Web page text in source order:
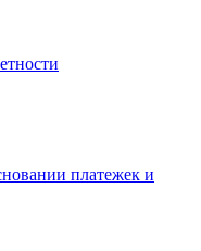
платежек и